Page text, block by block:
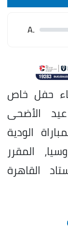
.A
حفل خاص
الأضحى
الودية
المقرر
القاهرة